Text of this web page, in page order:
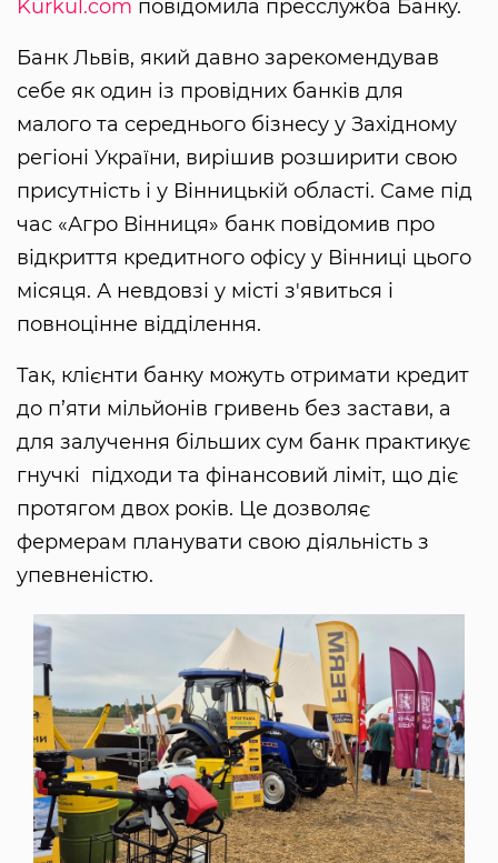
Kurkul.com повідомила пресслужба Банку.
Банк Львів, який давно зарекомендував
себе як один із провідних банків для
малого та середнього бізнесу у Західному
регіоні України, вирішив розширити свою
присутність і у Вінницькій області. Саме під
час «Агро Вінниця» банк повідомив про
відкриття кредитного офісу у Вінниці цього
місяця. А невдовзі у місті з'явиться і
повноцінне відділення.
Так, клієнти банку можуть отримати кредит
до п’яти мільйонів гривень без застави, а
для залучення більших сум банк практикує
гнучкі підходи та фінансовий ліміт, що діє
протягом двох років. Це дозволяє
фермерам планувати свою діяльність з
упевненістю.